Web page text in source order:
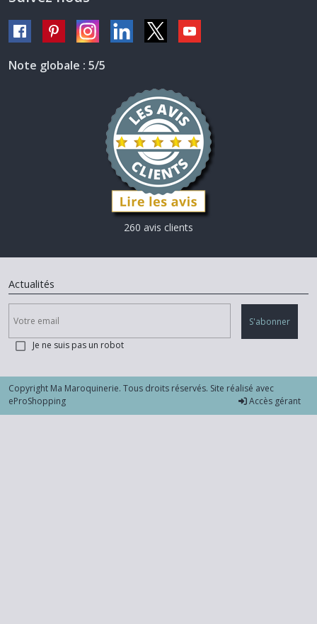
Note globale : 5/5
260 avis clients
Actualités
S'abonner
Je ne suis pas un robot
Copyright Ma Maroquinerie. Tous droits réservés. Site réalisé avec
eProShopping
Accès gérant